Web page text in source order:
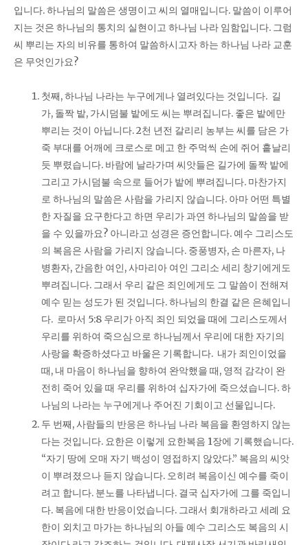
입니다. 하나님의 말씀은 생명이고 씨의 열매입니다. 말씀이 이루어
지는 것은 하나님의 통치의 실현이고 하나님 나라 임함입니다. 그럼
씨 뿌리는 자의 비유를 통하여 말씀하시고자 하는 하나님 나라 교훈
은 무엇인가요?
첫째, 하나님 나라는 누구에게나 열려있다는 것입니다. 길
가, 돌짝 밭, 가시덤불 밭에도 씨는 뿌려집니다. 좋은 밭에만
뿌리는 것이 아닙니다. 2천 년전 갈리리 농부는 씨를 담은 가
죽 부대를 어깨에 크로스로 메고 한 주먹씩 손에 쥐어 흩날리
듯 뿌렸습니다. 바람에 날라가며 씨앗들은 길가에 돌짝 밭에
그리고 가시덤불 속으로 들어가 밭에 뿌려집니다. 마찬가지
로 하나님의 말씀은 사람을 가리지 않습니다. 아마 어떤 특별
한 자질을 요구한다고 하면 우리가 과연 하나님의 말씀을 받
을 수 있을까요? 아니라고 성경은 증언합니다. 예수 그리스도
의 복음은 사람을 가리지 않습니다. 중풍병자, 손 마른자, 나
병환자, 간음한 여인, 사마리아 여인 그리소 세리 창기에게도
뿌려집니다. 그래서 우리 같은 죄인에게도 그 말씀이 전해져
예수 믿는 성도가 된 것입니다. 하나님의 한결 같은 은혜입니
다. 로마서 5:8 우리가 아직 죄인 되었을 때에 그리스도께서
우리를 위하여 죽으심으로 하나님께서 우리에 대한 자기의
사랑을 확증하셨다고 바울은 기록합니다. 내가 죄인이었을
때, 내 마음이 하나님을 향하여 완악했을 때, 영적 감각이 완
전히 죽어 있을 때 우리를 위하여 십자가에 죽으셨습니다. 하
나님의 나라는 누구에게나 주어진 기회이고 선물입니다.
두 번째, 사람들의 반응은 하나님 나라 복음을 환영하지 않는
다는 것입니다. 요한은 이렇게 요한복음 1장에 기록했습니다.
“자기 땅에 오매 자기 백성이 영접하지 않았다.” 복음의 씨앗
이 뿌려졌으나 듣지 않습니다. 오히려 복음이신 예수를 죽이
려고 합니다. 분노를 나타냅니다. 결국 십자가에 그를 죽입니
다. 복음에 대한 반응이었습니다. 그래서 회개하라고 세례 요
한이 외치고 마가는 하나님의 아들 예수 그리스도 복음의 시